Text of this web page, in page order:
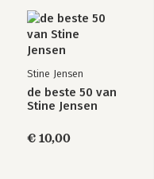
Stine Jensen
de beste 50 van
Stine Jensen
€ 10,00